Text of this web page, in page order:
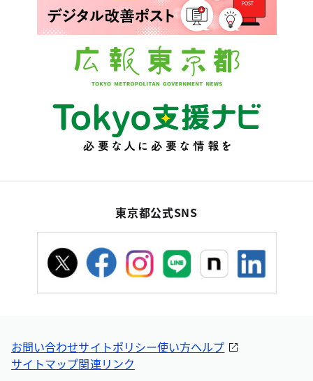
東京都公式SNS
お問い合わせサイトポリシー使い方ヘルプ
サイトマップ関連リンク